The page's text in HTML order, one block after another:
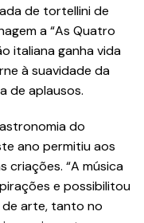
de tortellini de
a “As Quatro
italiana ganha vida
à suavidade da
de aplausos.
do
ano permitiu aos
criações. “A música
e possibilitou
arte, tanto no